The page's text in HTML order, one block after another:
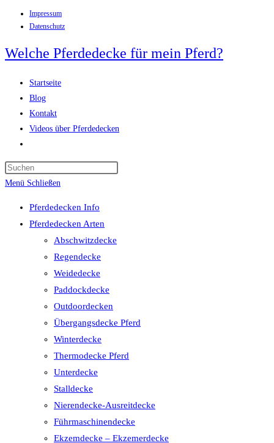
Inhalt
Impressum
Datenschutz
Welche Pferdedecke für mein Pferd?
Startseite
Blog
Kontakt
Videos über Pferdedecken
umschalten
Menü Schließen
Pferdedecken Info
Pferdedecken Arten
Abschwitzdecke
Regendecke
Weidedecke
Paddockdecke
Outdoordecken
Übergangsdecke Pferd
Winterdecke
Thermodecke Pferd
Unterdecke
Stalldecke
Nierendecke-Ausreitdecke
Führmaschinendecke
Ekzemdecke – Ekzemerdecke